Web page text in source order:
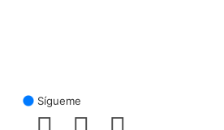
Sígueme